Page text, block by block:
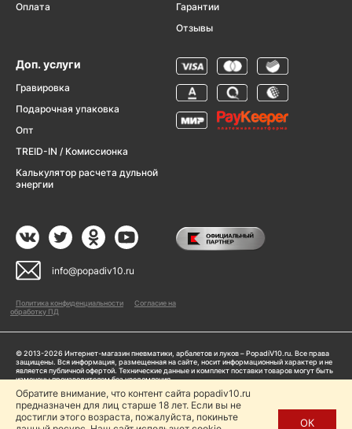
Оплата
Гарантии
Отзывы
Доп. услуги
Гравировка
Подарочная упаковка
Опт
TREID-IN / Комиссионка
Калькулятор расчета дульной
энергии
info@popadiv10.ru
Политика конфиденциальности
Согласие на
обработку ПД
© 2013-2026 Интернет-магазин пневматики, арбалетов и луков – PopadiV10.ru. Все права
защищены. Вся информация, размещенная на сайте, носит информационный характер и не
является публичной офертой. Технические данные и комплект поставки товаров могут быть
изменены производителем без уведомления
ИП Жарук Александр Сергеевич, ОГРНИП: 314504704200042
Пользуясь сайтом Popadiv10.ru, пользователь автоматически соглашается с условиями,
прописанными в
Политике конфиденциальности
Обратите внимание, что контент сайта popadiv10.ru
предназначен для лиц старше 18 лет. Если вы не
достигли этого возраста, пожалуйста, покиньте
ОК